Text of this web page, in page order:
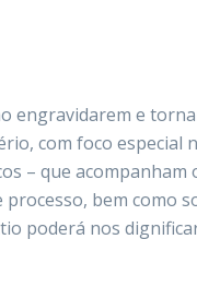
engravidarem e
com foco especial
– que acompanham
bem como
poderá nos